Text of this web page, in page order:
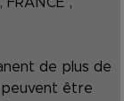
de plus de
être